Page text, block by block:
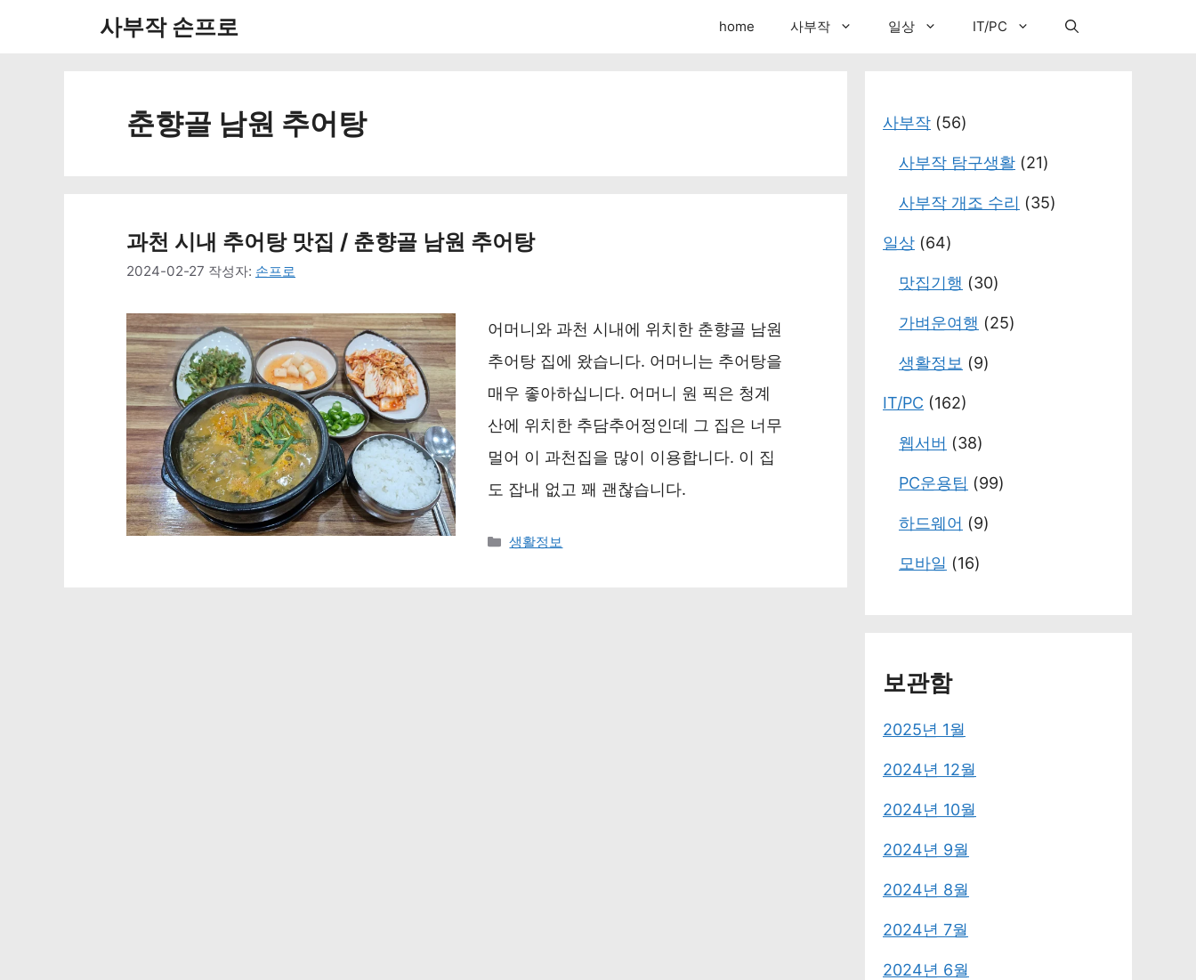
사부작 손프로 home 사부작 일상 IT/PC
춘향골 남원 추어탕
과천 시내 추어탕 맛집 / 춘향골 남원 추어탕
2024-02-27 작성자: 손프로
어머니와 과천 시내에 위치한 춘향골 남원
추어탕 집에 왔습니다. 어머니는 추어탕을
매우 좋아하십니다. 어머니 원 픽은 청계
산에 위치한 추담추어정인데 그 집은 너무
멀어 이 과천집을 많이 이용합니다. 이 집
도 잡내 없고 꽤 괜찮습니다.
카
생활정보
사부작 (56)
사부작 탐구생활 (21)
사부작 개조 수리 (35)
일상 (64)
맛집기행 (30)
가벼운여행 (25)
생활정보 (9)
IT/PC (162)
웹서버 (38)
PC운용팁 (99)
하드웨어 (9)
모바일 (16)
보관함
2025년 1월
2024년 12월
2024년 10월
2024년 9월
2024년 8월
2024년 7월
2024년 6월